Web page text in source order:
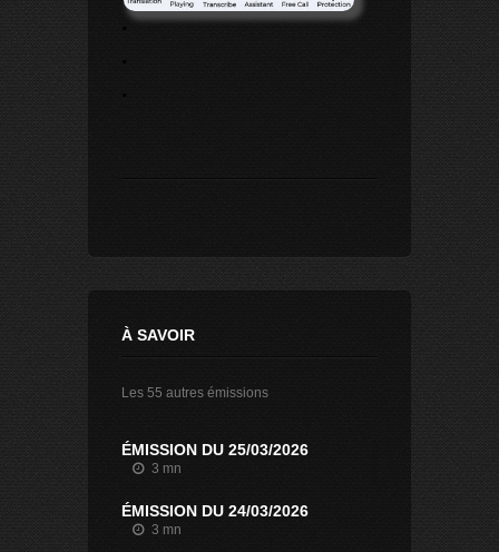
.
.
.
À SAVOIR
Les 55 autres émissions
ÉMISSION DU 25/03/2026
3 mn
ÉMISSION DU 24/03/2026
3 mn